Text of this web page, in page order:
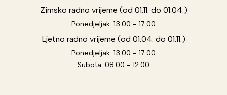
Zimsko radno vrijeme (od 01.11. do 01.04.)
Ponedjeljak: 13:00 - 17:00
Ljetno radno vrijeme (od 01.04. do 01.11.)
Ponedjeljak: 13:00 - 17:00
Subota: 08:00 - 12:00